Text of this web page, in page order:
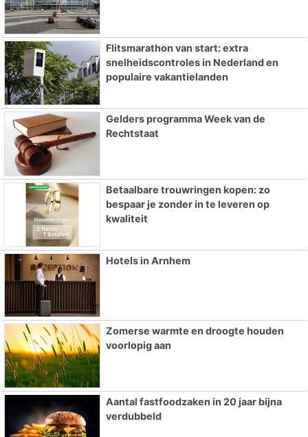
Flitsmarathon van start: extra
snelheidscontroles in Nederland en
populaire vakantielanden
Gelders programma Week van de
Rechtstaat
Betaalbare trouwringen kopen: zo
bespaar je zonder in te leveren op
kwaliteit
Hotels in Arnhem
Zomerse warmte en droogte houden
voorlopig aan
Aantal fastfoodzaken in 20 jaar bijna
verdubbeld